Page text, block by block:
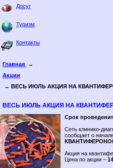
Досуг
Туризм
Контакты
Главная
→
Акции
→ ВЕСЬ ИЮЛЬ АКЦИЯ НА
ВЕСЬ ИЮЛЬ АКЦИЯ НА
Срок
Сеть клинико-
сообщает о
Акция на
Цена по акции –